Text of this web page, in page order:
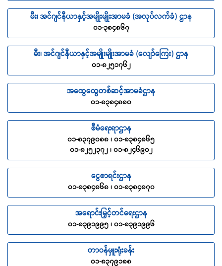
မီး၊ အင်ဂျင်နီယာနှင့်အမျိုးမျိုးအာမခံ (အလုပ်လက်ခံ) ဌာန
၀၁-၃၈၄၈၆၇
မီး၊ အင်ဂျင်နီယာနှင့်အမျိုးမျိုးအာမခံ (လျော်ကြေး) ဌာန
၀၁-၈၂၅၁၇၆၂
အထွေထွေတစ်ဆင့်အာမခံဌာန
၀၁-၈၃၈၄၈၈၀
စီမံရေးရာဌာန
၀၁-၈၃၇၉၀၈၈ ၊ ၀၁-၈၃၈၄၈၆၅
၀၁-၈၂၅၂၃၇၂ ၊ ၀၁-၈၂၄၆၉၀၂
ငွေစာရင်းဌာန
၀၁-၈၃၈၄၈၆၈ ၊ ၀၁-၈၃၈၄၈၇၀
အရောင်းမြှင့်တင်ရေးဌာန
၀၁-၈၃၉၁၉၉၅ ၊ ၀၁-၈၃၉၁၉၉၆
တာဝန်မှူးရုံးခန်း
၀၁-၈၃၇၉၁၈၈